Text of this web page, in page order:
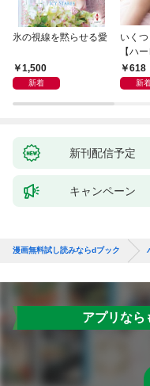
氷の視線を黙らせる愛
1,500
新着
いく
【ハ
庫版】
618
新
新刊配信予定
キャンペーン
漫画無料試し読みならdブック
アプリなら